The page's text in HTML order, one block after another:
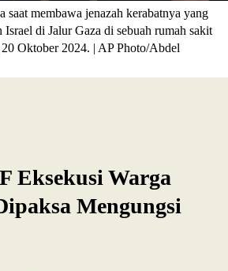
saat membawa jenazah kerabatnya yang
Israel di Jalur Gaza di sebuah rumah sakit
Oktober 2024. | AP Photo/Abdel
Eksekusi Warga
Mengungsi